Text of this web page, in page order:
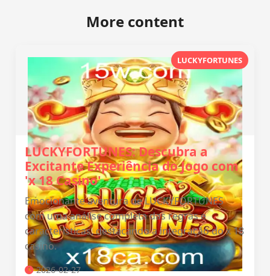
More content
LUCKYFORTUNES
LUCKYFORTUNES: Descubra a
Excitante Experiência do Jogo com
'x 18 Casino'
Emocionante aventura de LUCKYFORTUNES
com uma análise completa das regras e
características, destacando a integração do x 18
casino.
2026-02-27